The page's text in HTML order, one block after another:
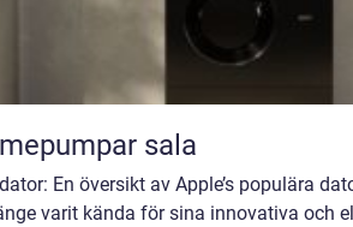
sala
En översikt av Apple’s populära
varit kända för sina innovativa och